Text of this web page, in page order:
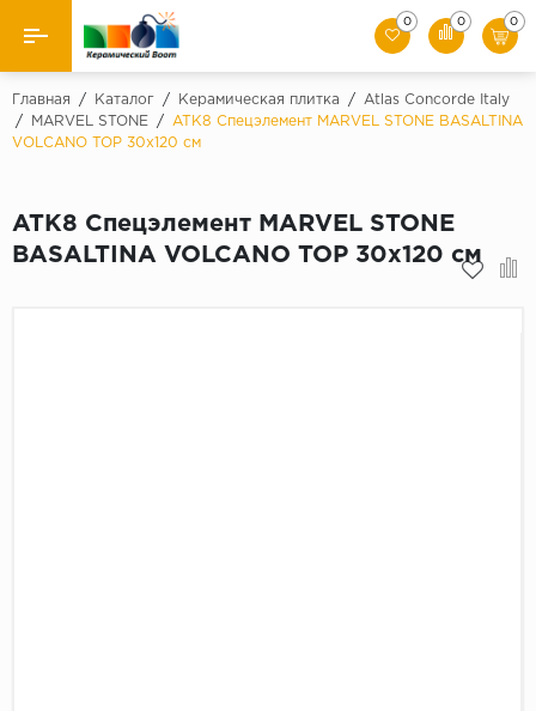
Назад
Производители
Керамогранит
0 0 0
Главная / Каталог / Керамическая плитка /
Atlas Concorde Italy
/
MARVEL STONE /
ATK8 Спецэлемент MARVEL STONE BASALTINA
VOLCANO TOP 30x120 см
ATK8 Спецэлемент MARVEL STONE
BASALTINA VOLCANO TOP 30x120 см